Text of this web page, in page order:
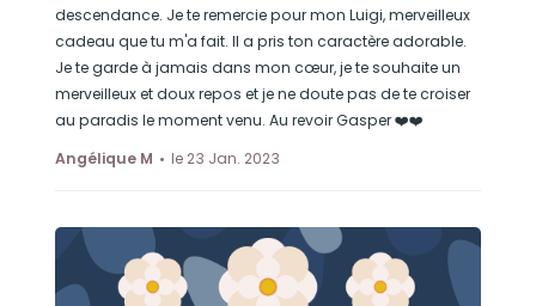
descendance. Je te remercie pour mon Luigi, merveilleux
cadeau que tu m'a fait. Il a pris ton caractère adorable.
Je te garde à jamais dans mon cœur, je te souhaite un
merveilleux et doux repos et je ne doute pas de te croiser
au paradis le moment venu. Au revoir Gasper ❤️❤️
Angélique M
le 23 Jan. 2023